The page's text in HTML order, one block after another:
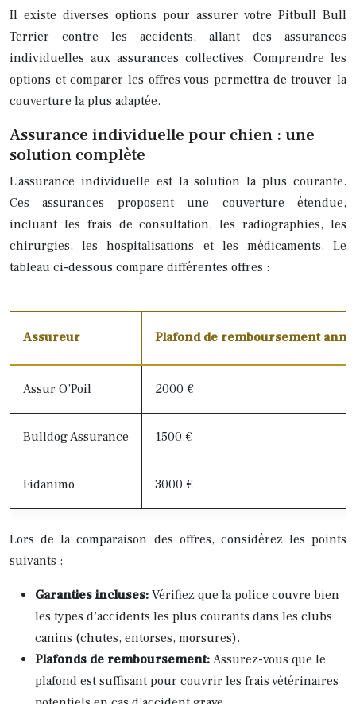
Il existe diverses options pour assurer votre Pitbull Bull
Terrier contre les accidents, allant des assurances
individuelles aux assurances collectives. Comprendre les
options et comparer les offres vous permettra de trouver la
couverture la plus adaptée.
Assurance individuelle pour chien : une
solution complète
L’assurance individuelle est la solution la plus courante.
Ces assurances proposent une couverture étendue,
incluant les frais de consultation, les radiographies, les
chirurgies, les hospitalisations et les médicaments. Le
tableau ci-dessous compare différentes offres :
Assureur Plafond de remboursement
Assur O’Poil 2000 €
Bulldog Assurance 1500 €
Fidanimo 3000 €
Lors de la comparaison des offres, considérez les points
suivants :
Garanties incluses: Vérifiez que la police couvre bien
les types d’accidents les plus courants dans les clubs
canins (chutes, entorses, morsures).
Plafonds de remboursement: Assurez-vous que le
plafond est suffisant pour couvrir les frais vétérinaires